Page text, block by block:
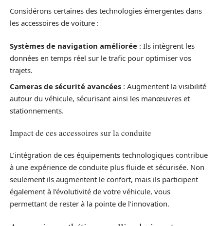
Considérons certaines des technologies émergentes dans
les accessoires de voiture :
Systèmes de navigation améliorée : Ils intègrent les
données en temps réel sur le trafic pour optimiser vos
trajets.
Cameras de sécurité avancées : Augmentent la visibilité
autour du véhicule, sécurisant ainsi les manœuvres et
stationnements.
Impact de ces accessoires sur la conduite
L’intégration de ces équipements technologiques contribue
à une expérience de conduite plus fluide et sécurisée. Non
seulement ils augmentent le confort, mais ils participent
également à l’évolutivité de votre véhicule, vous
permettant de rester à la pointe de l’innovation.